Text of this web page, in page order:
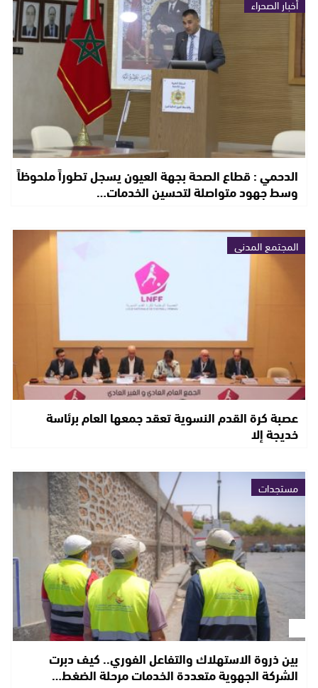
أخبار الصحراء
الدحمي : قطاع الصحة بجهة العيون يسجل تطوراً ملحوظاً
وسط جهود متواصلة لتحسين الخدمات…
المجتمع المدني
عصبة كرة القدم النسوية تعقد جمعها العام برئاسة
خديجة إلا
مستجدات
بين ذروة الاستهلاك والتفاعل الفوري.. كيف دبرت
الشركة الجهوية متعددة الخدمات مرحلة الضغط…